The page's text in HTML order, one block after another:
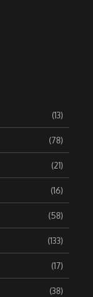
(13)
(78)
(21)
(16)
(58)
(133)
(17)
(38)